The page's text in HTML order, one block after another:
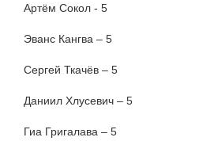
Артём Сокол - 5
Эванс Кангва – 5
Сергей Ткачёв – 5
Даниил Хлусевич – 5
Гиа Григалава – 5